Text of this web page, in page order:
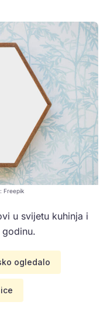
Freepik
u svijetu kuhinja i
ogledalo